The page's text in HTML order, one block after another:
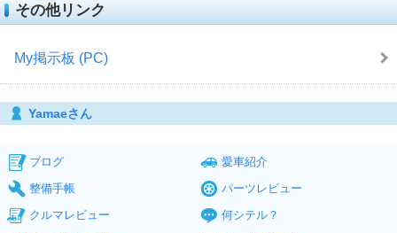
その他リンク
My掲示板 (PC)
Yamaeさん
ブログ
愛車紹介
整備手帳
パーツレビュー
クルマレビュー
何シテル？